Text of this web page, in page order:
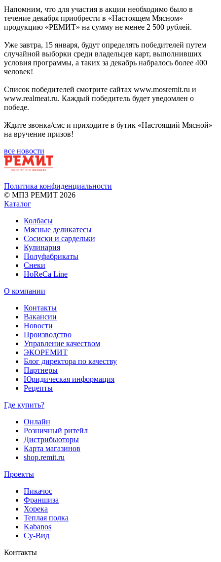
Напомним, что для участия в акции необходимо было в
течение декабря приобрести в «Настоящем Мясном»
продукцию «РЕМИТ» на сумму не менее 2 500 рублей.
Уже завтра, 15 января, будут определять победителей путем
случайной выборки среди владельцев карт, выполнивших
условия программы, а таких за декабрь набралось более 400
человек!
Список победителей смотрите сайтах www.mosremit.ru и
www.realmeat.ru. Каждый победитель будет уведомлен о
победе.
Ждите звонка/смс и приходите в бутик «Настоящий Мясной»
на вручение призов!
все новости
Политика конфиденциальности
© МПЗ РЕМИТ 2026
Каталог
Колбасы
Мясные деликатесы
Сосиски и сардельки
Кулинария
Полуфабрикаты
Снеки
HoReCa Line
О компании
Контакты
Вакансии
Новости
Производство
Управление качеством
ЭКОРЕМИТ
Блог директора по качеству
Партнеры
Юридическая информация
Рецепты
Где купить?
Онлайн
Розничный ритейл
Дистрибьюторы
Карта магазинов
shop.remit.ru
Проекты
Пикачос
Франшиза
Хорека
Теплая полка
Kabanos
Су-Вид
Контакты